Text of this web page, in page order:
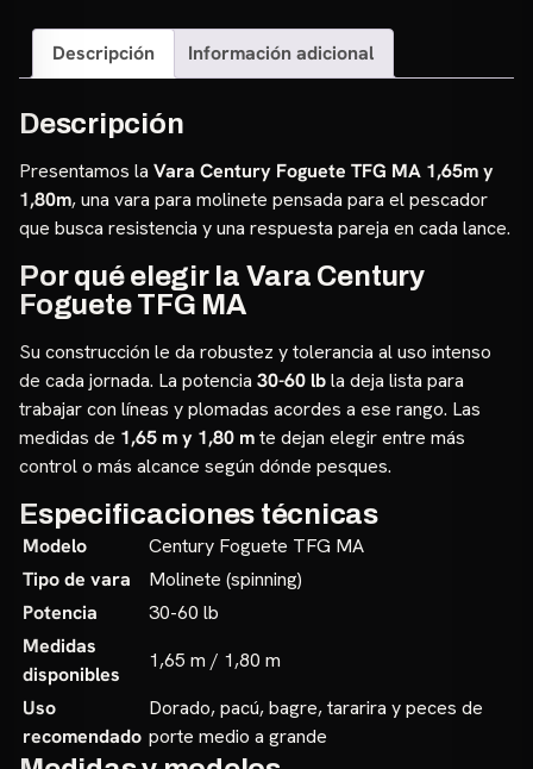
1,80m
60lb
Descripción Información adicional
Descripción
Presentamos la Vara Century Foguete TFG MA 1,65m y
1,80m, una vara para molinete pensada para el pescador
que busca resistencia y una respuesta pareja en cada lance.
Por qué elegir la Vara Century
Foguete TFG MA
Su construcción le da robustez y tolerancia al uso intenso
de cada jornada. La potencia 30-60 lbla deja lista para
trabajar con líneas y plomadas acordes a ese rango. Las
medidas de 1,65 m y 1,80 mte dejan elegir entre más
control o más alcance según dónde pesques.
Especificaciones técnicas
Modelo
Century Foguete TFG MA
Tipo de vara
Molinete (spinning)
Potencia
30-60 lb
Medidas
disponibles
1,65 m / 1,80 m
Uso
recomendado
Dorado, pacú, bagre, tararira y peces de
porte medio a grande